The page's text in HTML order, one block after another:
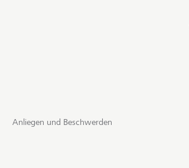
Anliegen und Beschwerden